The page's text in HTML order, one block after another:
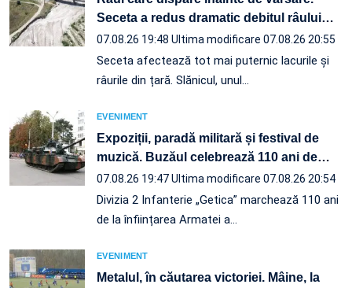
Seceta a redus dramatic debitul râului…
07.08.26 19:48 Ultima modificare 07.08.26 20:55
Seceta afectează tot mai puternic lacurile și
râurile din țară. Slănicul, unul…
EVENIMENT
Expoziții, paradă militară și festival de
muzică. Buzăul celebrează 110 ani de…
07.08.26 19:47Ultima modificare 07.08.26 20:54
Divizia 2 Infanterie „Getica” marchează 110 ani
de la înființarea Armatei a…
EVENIMENT
Metalul, în căutarea victoriei. Mâine, la